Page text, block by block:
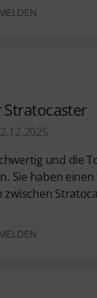
und die
Sie haben